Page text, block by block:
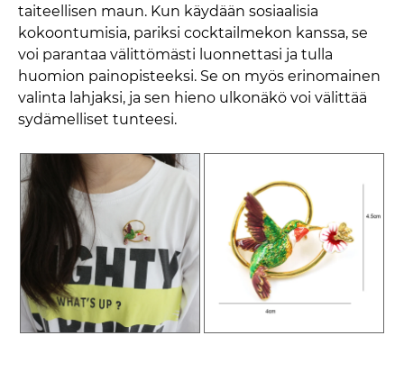
taiteellisen maun. Kun käydään sosiaalisia
kokoontumisia, pariksi cocktailmekon kanssa, se
voi parantaa välittömästi luonnettasi ja tulla
huomion painopisteeksi. Se on myös erinomainen
valinta lahjaksi, ja sen hieno ulkonäkö voi välittää
sydämelliset tunteesi.